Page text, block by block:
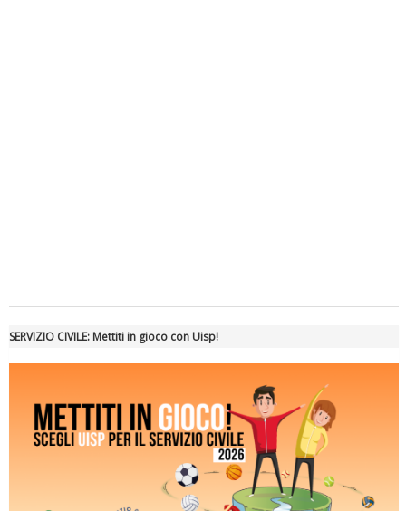
Tiziano Pesce a Radio InBlu2000 traccia il bilancio della stagione
SERVIZIO CIVILE: Mettiti in gioco con Uisp!